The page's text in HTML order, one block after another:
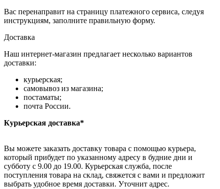
Вас перенаправит на страницу платежного сервиса, следуя
инструкциям, заполните правильную форму.
Доставка
Наш интернет-магазин предлагает несколько вариантов
доставки:
курьерская;
самовывоз из магазина;
постаматы;
почта России.
Курьерская доставка*
Вы можете заказать доставку товара с помощью курьера,
который прибудет по указанному адресу в будние дни и
субботу с 9.00 до 19.00. Курьерская служба, после
поступления товара на склад, свяжется с вами и предложит
выбрать удобное время доставки. Уточнит адрес.